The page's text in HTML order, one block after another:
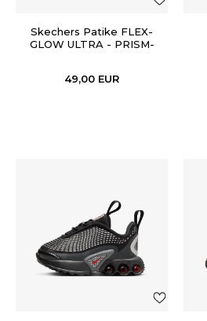
Skechers Patike FLEX-
GLOW ULTRA - PRISM-
49,00 EUR